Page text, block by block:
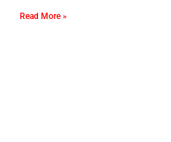
Read More »